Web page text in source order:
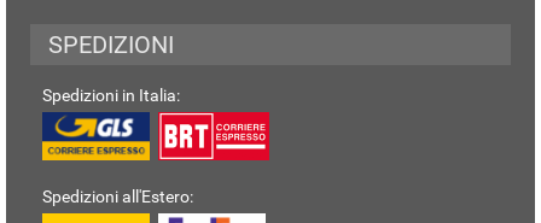
SPEDIZIONI
Spedizioni in Italia:
Spedizioni all'Estero: